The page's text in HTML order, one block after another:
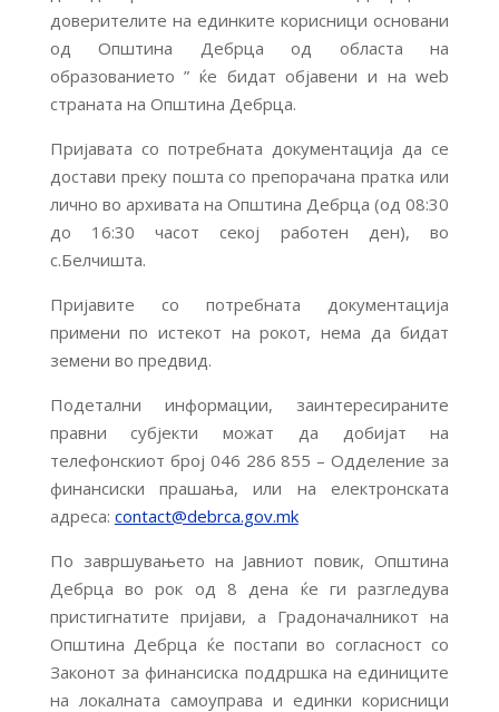
доверителите на единките корисници основани
од Општина Дебрца од областа на
образованието ” ќе бидат објавени и на web
странaта на Општина Дебрца.
Пријавата со потребната документација да се
достави преку пошта со препорачана пратка или
лично во архивата на Општина Дебрца (од 08:30
до 16:30 часот секој работен ден), во
с.Белчишта.
Пријавите со потребната документација
примени по истекот на рокот, нема да бидат
земени во предвид.
Подетални информации, заинтересираните
правни субјекти можат да добијат на
телефонскиот број 046 286 855 – Одделение за
финансиски прашања, или на електронската
адреса: contact@debrca.gov.mk
По завршувањето на Јавниот повик, Општина
Дебрца во рок од 8 дена ќе ги разгледува
пристигнатите пријави, а Градоначалникот на
Општина Дебрца ќе постапи во согласност со
Законот за финансиска поддршка на единиците
на локалната самоуправа и единки корисници